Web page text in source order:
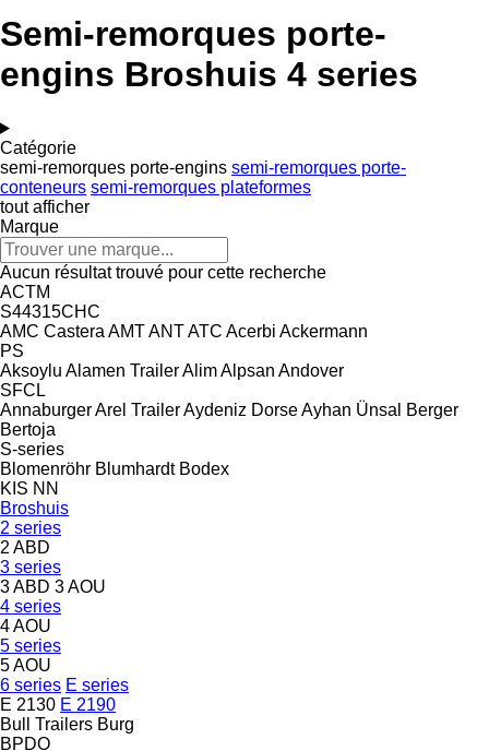
Semi-remorques porte-
engins Broshuis 4 series
Catégorie
semi-remorques porte-engins semi-remorques porte-
conteneurs semi-remorques plateformes
tout afficher
Marque
Aucun résultat trouvé pour cette recherche
ACTM
S44315CHC
AMC Castera AMTANTATC Acerbi Ackermann
PS
Aksoylu Alamen TrailerAlimAlpsan Andover
SFCL
AnnaburgerArel TrailerAydeniz DorseAyhan Ünsal
Berger
Bertoja
S-series
Blomenröhr Blumhardt Bodex
KIS NN
Broshuis
2 series
2 ABD
3 series
3 ABD 3 AOU
4 series
4 AOU
5 series
5 AOU
6 series E series
E 2130 E 2190
Bull Trailers Burg
BPDO